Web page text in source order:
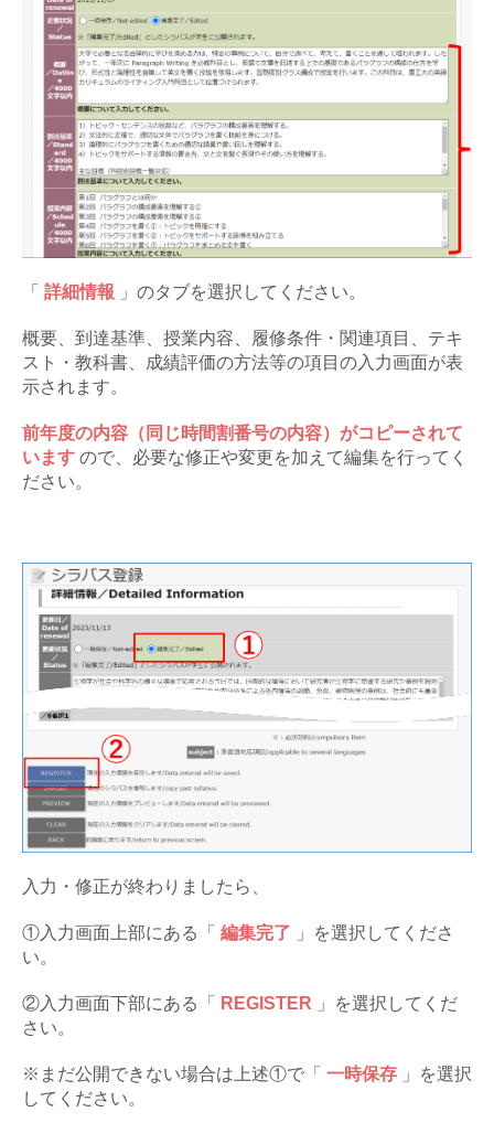
「 詳細情報 」のタブを選択してください。
概要、到達基準、授業内容、履修条件・関連項目、テキ
スト・教科書、成績評価の方法等の項目の入力画面が表
示されます。
前年度の内容（同じ時間割番号の内容）がコピーされて
います ので、必要な修正や変更を加えて編集を行ってく
ださい。
入力・修正が終わりましたら、
①入力画面上部にある「 編集完了
」を選択してくださ
い。
②入力画面下部にある「 REGISTER
」を選択してくだ
さい。
※まだ公開できない場合は上述①で「 一時保存 」を選択
してください。